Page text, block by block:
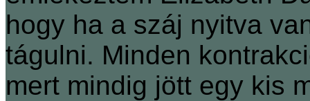
hogy ha a száj nyitva
tágulni. Minden
mert mindig jött egy kis